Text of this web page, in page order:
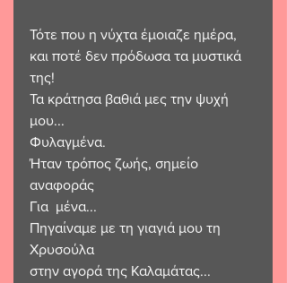
Τότε που η νύχτα έμοιαζε ημέρα,
και ποτέ δεν πρόδωσα τα μυστικά
της!
Τα κράτησα βαθιά μες την ψυχή
μου...
Φυλαγμένα.
Ήταν τρόπος ζωής, σημείο
αναφοράς
Για  μένα...
Πηγαίναμε με τη γιαγιά μου τη
Χρυσούλα
στην αγορά της Καλαμάτας...